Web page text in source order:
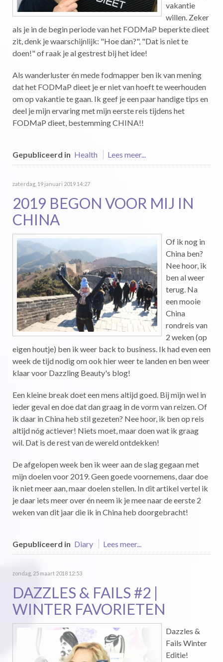
vakantie
willen. Zeker
als je in de begin periode van het FODMaP beperkte dieet
zit, denk je waarschijnlijk: "Hoe dan?", "Dat is niet te
doen!" of raak je al gestrest bij het idee!
Als wanderluster én mede fodmapper ben ik van mening
dat het FODMaP dieet je er niet van hoeft te weerhouden
om op vakantie te gaan. Ik geef je een paar handige tips en
deel je mijn ervaring met mijn eerste reis tijdens het
FODMaP dieet, bestemming CHINA!!
Gepubliceerd in Health Lees meer...
zaterdag, 19 januari 2019 14:27
2019 BEGON VOOR MIJ IN
CHINA
Of ik nog in
China ben?
Nee hoor, ik
ben al weer
terug. Na
een mooie
China
rondreis van
2 weken (op
eigen houtje) ben ik weer back to business. Ik had even een
week de tijd nodig om ook hier weer te landen en ben weer
klaar voor Dazzling Beauty's blog!
Een kleine break doet een mens altijd goed. Bij mijn wel in
ieder geval en doe dat dan graag in de vorm van reizen. Of
ik daar in China heb stil gezeten? Nee hoor, ik ben op reis
altijd nóg actiever! Niets moet, maar doen wat ik graag
wil. Dat is de rest van de wereld ontdekken!
De afgelopen week ben ik weer aan de slag gegaan met
mijn doelen voor 2019. Geen goede voornemens, daar doe
ik niet meer aan, maar doelen stellen. In dit artikel vertel ik
je daar iets meer over én neem ik je mee naar de eerste 2
weken van dit jaar die ik in China heb doorgebracht!
Gepubliceerd in Diary Lees meer...
zondag, 25 maart 2018 12:53
DAZZLES & FAILS #2 |
WINTER FAVORIETEN
Dazzles &
Fails Winter
Editie!